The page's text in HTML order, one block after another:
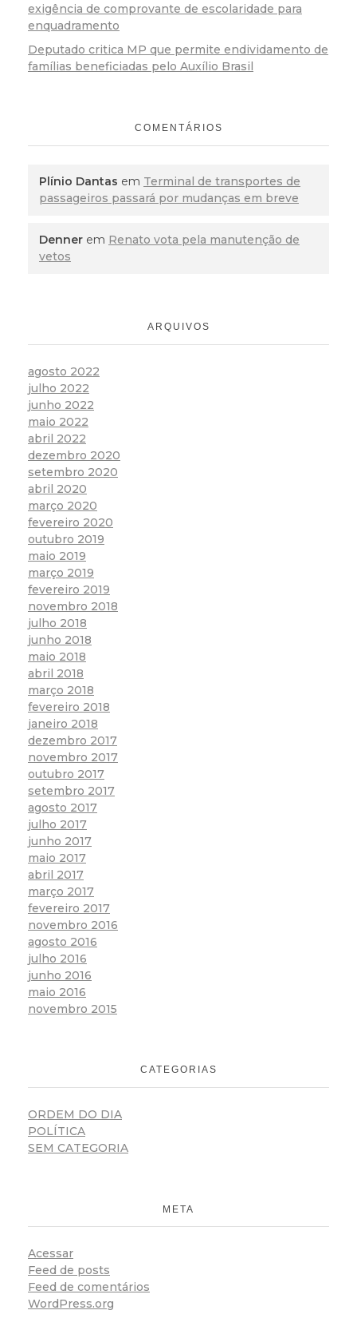
exigência de comprovante de escolaridade para
enquadramento
Deputado critica MP que permite endividamento de
famílias beneficiadas pelo Auxílio Brasil
COMENTÁRIOS
Plínio Dantas em Terminal de transportes de
passageiros passará por mudanças em breve
Denner em Renato vota pela manutenção de
vetos
ARQUIVOS
agosto 2022
julho 2022
junho 2022
maio 2022
abril 2022
dezembro 2020
setembro 2020
abril 2020
março 2020
fevereiro 2020
outubro 2019
maio 2019
março 2019
fevereiro 2019
novembro 2018
julho 2018
junho 2018
maio 2018
abril 2018
março 2018
fevereiro 2018
janeiro 2018
dezembro 2017
novembro 2017
outubro 2017
setembro 2017
agosto 2017
julho 2017
junho 2017
maio 2017
abril 2017
março 2017
fevereiro 2017
novembro 2016
agosto 2016
julho 2016
junho 2016
maio 2016
novembro 2015
CATEGORIAS
ORDEM DO DIA
POLÍTICA
SEM CATEGORIA
META
Acessar
Feed de posts
Feed de comentários
WordPress.org